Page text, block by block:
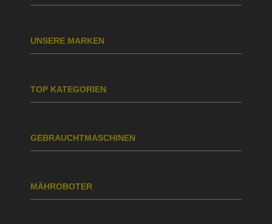
UNSERE MARKEN
TOP KATEGORIEN
GEBRAUCHTMASCHINEN
MÄHROBOTER